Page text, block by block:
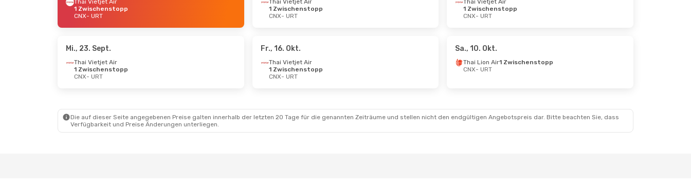
1 Zwischenstopp
Thai Lion Air
- Do., 1. Okt.
Thai Vietjet Air
1 Zwischenstopp
- So., 11. Okt.
URT
- CNX
Thai Vietjet Air
1 Zwischenstopp
CNX- URT
Thai Vietjet Air
1 Zwischenstopp
CNX- URT
Thai Vietjet Air
1 Zwischenstopp
CNX- URT
Mi., 23. Sept.
Thai Vietjet Air
1 Zwischenstopp
CNX- URT
Fr., 16. Okt.
Thai Vietjet Air
1 Zwischenstopp
CNX- URT
Sa., 10. Okt.
Thai Lion Air1 Zwischenstopp
CNX- URT
Die auf dieser Seite angegebenen Preise galten innerhalb der letzten 20 Tage für die genannten Zeiträume und stellen nicht den endgültigen Angebotspreis dar. Bitte beachten Sie, dass
Verfügbarkeit und Preise Änderungen unterliegen.